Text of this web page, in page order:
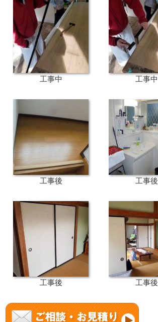
工事中 工事中
工事後 工事後
工事後 工事後